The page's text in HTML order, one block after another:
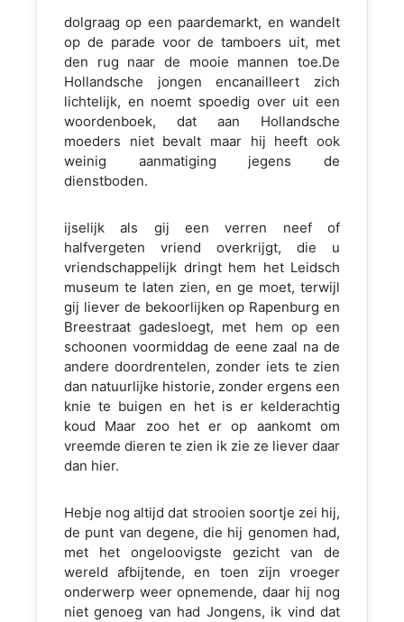
dolgraag op een paardemarkt, en wandelt
op de parade voor de tamboers uit, met
den rug naar de mooie mannen toe.De
Hollandsche jongen encanailleert zich
lichtelijk, en noemt spoedig over uit een
woordenboek, dat aan Hollandsche
moeders niet bevalt maar hij heeft ook
weinig aanmatiging jegens de
dienstboden.
ijselijk als gij een verren neef of
halfvergeten vriend overkrijgt, die u
vriendschappelijk dringt hem het Leidsch
museum te laten zien, en ge moet, terwijl
gij liever de bekoorlijken op Rapenburg en
Breestraat gadesloegt, met hem op een
schoonen voormiddag de eene zaal na de
andere doordrentelen, zonder iets te zien
dan natuurlijke historie, zonder ergens een
knie te buigen en het is er kelderachtig
koud Maar zoo het er op aankomt om
vreemde dieren te zien ik zie ze liever daar
dan hier.
Hebje nog altijd dat strooien soortje zei hij,
de punt van degene, die hij genomen had,
met het ongeloovigste gezicht van de
wereld afbijtende, en toen zijn vroeger
onderwerp weer opnemende, daar hij nog
niet genoeg van had Jongens, ik vind dat